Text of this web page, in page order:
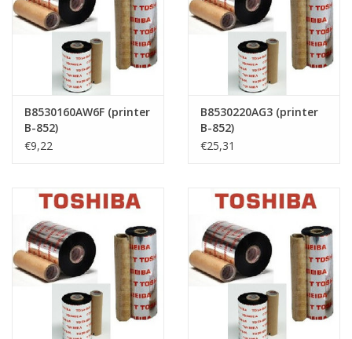
B8530160AW6F (printer
B-852)
€9,22
B8530220AG3 (printer
B-852)
€25,31